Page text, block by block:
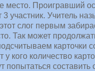
место. Проигравший
3 участник. Учитель
слог первым
Так может
карточки
у кого количество
попытаться составить